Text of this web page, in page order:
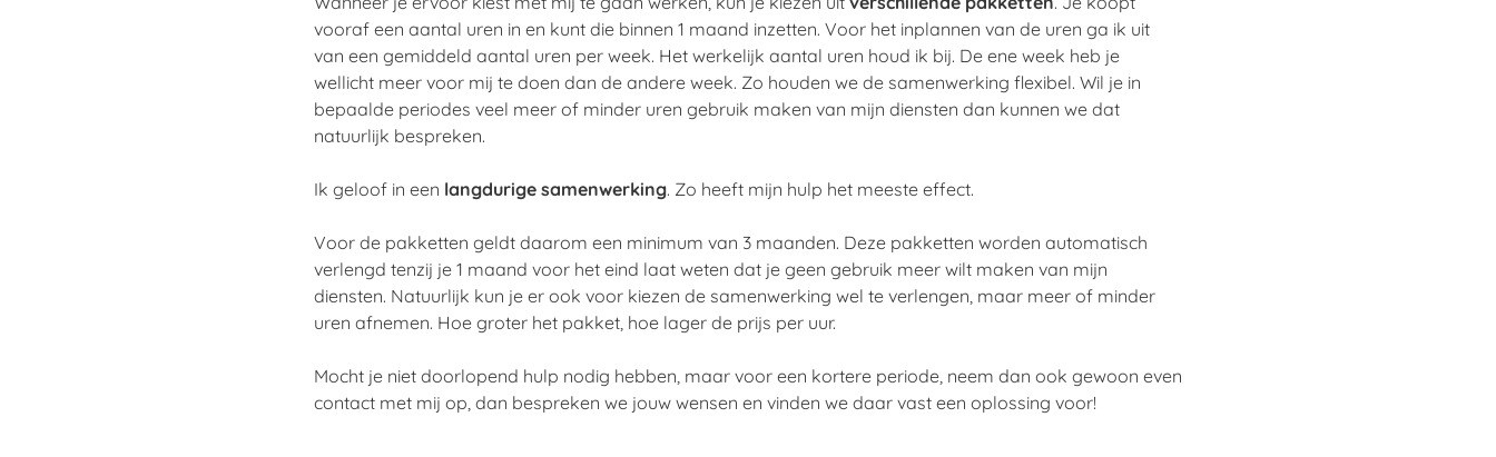
vooraf een aantal uren in en kunt die binnen 1 maand inzetten. Voor het inplannen van de uren ga ik uit
van een gemiddeld aantal uren per week. Het werkelijk aantal uren houd ik bij. De ene week heb je
wellicht meer voor mij te doen dan de andere week. Zo houden we de samenwerking flexibel. Wil je in
bepaalde periodes veel meer of minder uren gebruik maken van mijn diensten dan kunnen we dat
natuurlijk bespreken.
Ik geloof in een langdurige samenwerking. Zo heeft mijn hulp het meeste effect.
Voor de pakketten geldt daarom een minimum van 3 maanden. Deze pakketten worden automatisch
verlengd tenzij je 1 maand voor het eind laat weten dat je geen gebruik meer wilt maken van mijn
diensten. Natuurlijk kun je er ook voor kiezen de samenwerking wel te verlengen, maar meer of minder
uren afnemen. Hoe groter het pakket, hoe lager de prijs per uur.
Mocht je niet doorlopend hulp nodig hebben, maar voor een kortere periode, neem dan ook gewoon even
contact met mij op, dan bespreken we jouw wensen en vinden we daar vast een oplossing voor!